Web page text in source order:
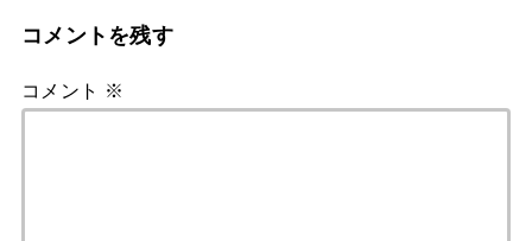
コメントを残す
コメント ※